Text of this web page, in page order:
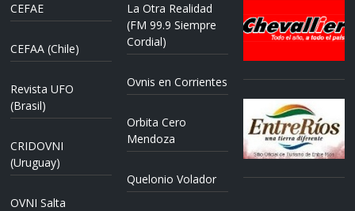
CEFAE
CEFAA (Chile)
Revista UFO
(Brasil)
CRIDOVNI
(Uruguay)
OVNI Salta
La Otra Realidad
(FM 99.9 Siempre
Cordial)
Ovnis en Corrientes
Orbita Cero
Mendoza
Quelonio Volador